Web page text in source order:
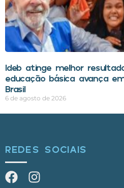
Ideb atinge melhor
educação básica avança
Brasil
6 de agosto de 2026
REDES SOCIAIS